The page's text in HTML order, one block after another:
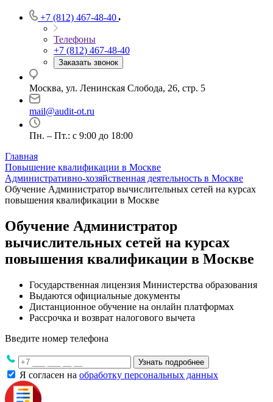
+7 (812) 467-48-40
Телефоны
+7 (812) 467-48-40
Заказать звонок
Москва, ул. Ленинская Слобода, 26, стр. 5
mail@audit-ot.ru
Пн. – Пт.: с 9:00 до 18:00
Главная
Повышение квалификации в Москве
Административно-хозяйственная деятельность в Москве
Обучение Администратор вычислительных сетей на курсах
повышения квалификации в Москве
Обучение Администратор
вычислительных сетей на курсах
повышения квалификации в Москве
Государственная лицензия Министерства образования
Выдаются официальные документы
Дистанционное обучение на онлайн платформах
Рассрочка и возврат налогового вычета
Введите номер телефона
Узнать подробнее
Я согласен на обработку персональных данных